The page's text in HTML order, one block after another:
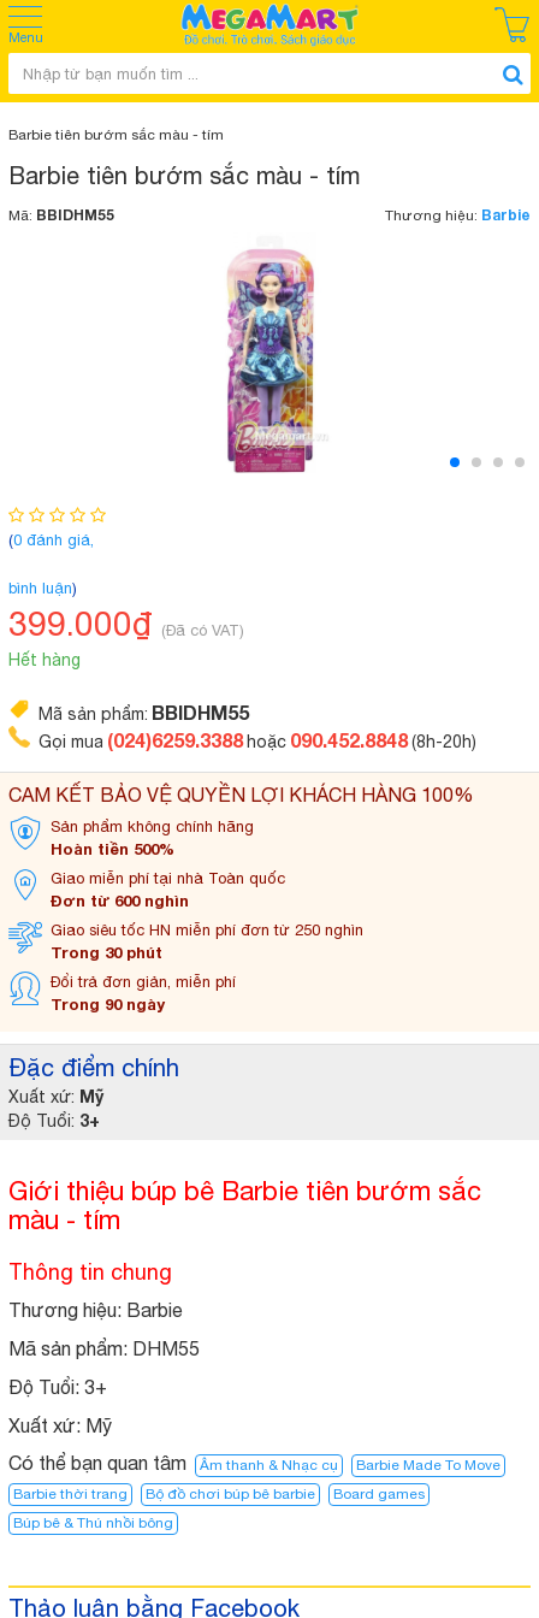
Menu
Barbie tiên bướm sắc màu - tím
Barbie tiên bướm sắc màu - tím
Mã: BBIDHM55 Thương hiệu: Barbie
Đặc điểm chính
Xuất xứ: Mỹ
Độ Tuổi: 3+
(0 đánh giá,
bình luận)
399.000₫ (Đã có VAT)
Hết hàng
CAM KẾT BẢO VỆ QUYỀN LỢI KHÁCH HÀNG 100%
Sản phẩm không chính hãng
Hoàn tiền 500%
Giao miễn phí tại nhà Toàn quốc
Đơn từ 600 nghìn
Giao siêu tốc HN miễn phí đơn từ 250 nghìn
Trong 30 phút
Đổi trả đơn giản, miễn phí
Trong 90 ngày
Mã sản phẩm: BBIDHM55
Gọi mua (024)6259.3388 hoặc 090.452.8848(8h-20h)
Giới thiệu búp bê Barbie tiên bướm sắc
màu - tím
Thông tin chung
Thương hiệu: Barbie
Mã sản phẩm: DHM55
Độ Tuổi: 3+
Xuất xứ: Mỹ
Có thể bạn quan tâm
Âm thanh & Nhạc cụ
Barbie Made To Move
Barbie thời trang
Bộ đồ chơi búp bê barbie
Board games
Búp bê & Thú nhồi bông
Thảo luận bằng Facebook